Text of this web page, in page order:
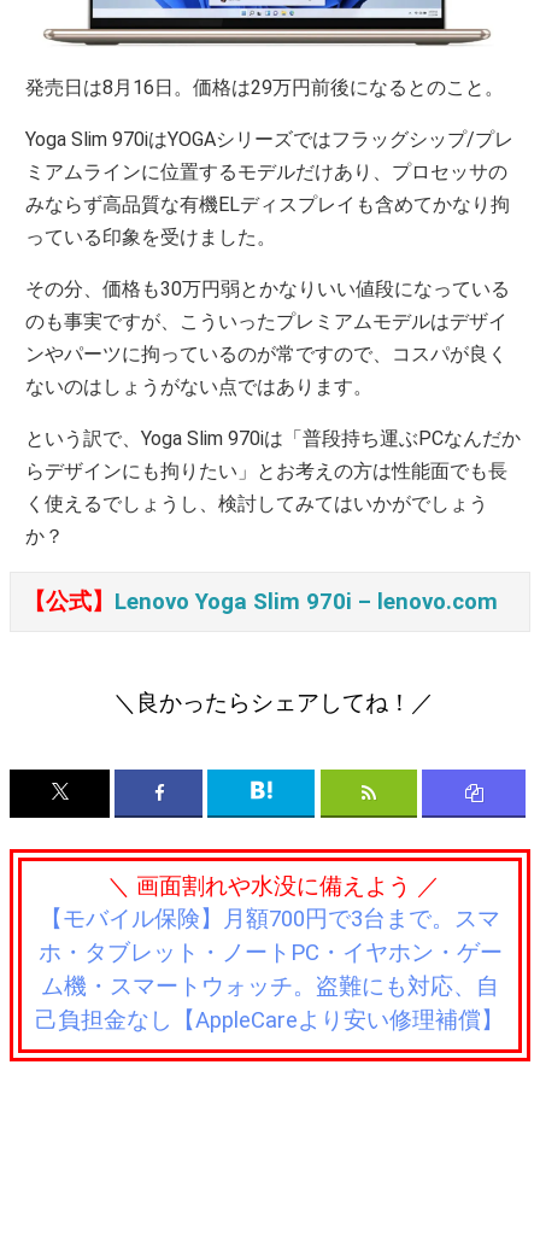
発売日は8月16日。価格は29万円前後になるとのこと。
Yoga Slim 970iはYOGAシリーズではフラッグシップ/プレ
ミアムラインに位置するモデルだけあり、プロセッサの
みならず高品質な有機ELディスプレイも含めてかなり拘
っている印象を受けました。
その分、価格も30万円弱とかなりいい値段になっている
のも事実ですが、こういったプレミアムモデルはデザイ
ンやパーツに拘っているのが常ですので、コスパが良く
ないのはしょうがない点ではあります。
という訳で、Yoga Slim 970iは「普段持ち運ぶPCなんだか
らデザインにも拘りたい」とお考えの方は性能面でも長
く使えるでしょうし、検討してみてはいかがでしょう
か？
【公式】 Lenovo Yoga Slim 970i – lenovo.com
＼良かったらシェアしてね！／
＼ 画面割れや水没に備えよう ／
【モバイル保険】月額700円で3台まで。スマ
ホ・タブレット・ノートPC・イヤホン・ゲー
ム機・スマートウォッチ。盗難にも対応、自
己負担金なし【AppleCareより安い修理補償】